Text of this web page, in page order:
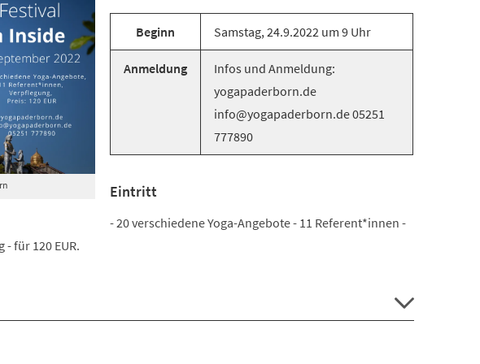
Beginn Samstag, 24.9.2022 um 9 Uhr
Anmeldung
Infos und Anmeldung:
yogapaderborn.de
info@yogapaderborn.de 05251
777890
Eintritt
- 20 verschiedene Yoga-Angebote - 11 Referent*innen -
für 120 EUR.